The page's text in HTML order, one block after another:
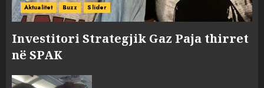
Aktualitet Buzz Slider
Investitori Strategjik Gaz Paja thirret
në SPAK